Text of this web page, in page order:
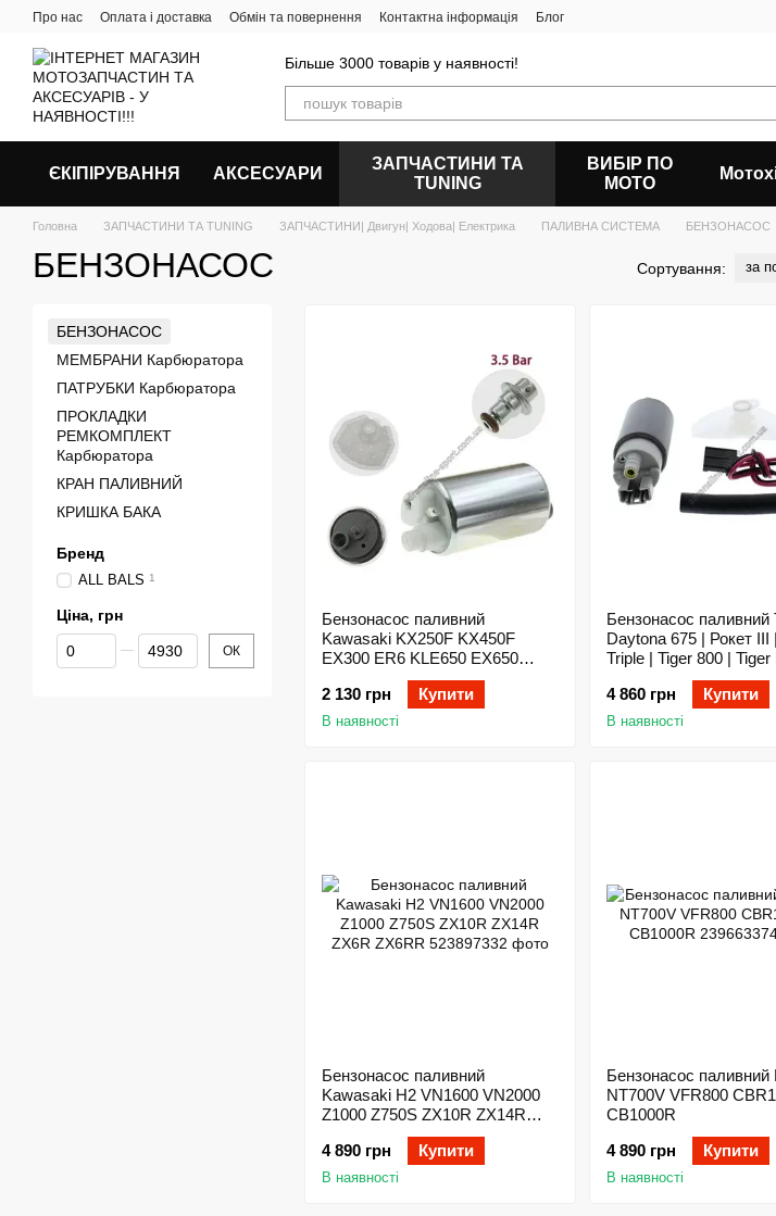
Перейти до основного контенту
Про нас Оплата і доставка Обмін та повернення Контактна інформація Блог
Більше 3000 товарів у наявності!
ЄКІПІРУВАННЯ АКСЕСУАРИ
ЗАПЧАСТИНИ ТА
ТUNING
ВИБІР ПО
МОТО
Головна ЗАПЧАСТИНИ ТА ТUNING ЗАПЧАСТИНИ| Двигун| Ходова| Електрика ПАЛИВНА СИСТЕМА БЕНЗОНАСОС
БЕНЗОНАСОС Сортування: за
Бензонасос паливний
Kawasaki KX250F KX450F
EX300 ER6 KLE650 EX650
ZX600 ZX6R ZX636 Z1000
VN900 VN1700
2 130 грн Купити
В наявності
Бензонасос паливний
Daytona 675 | Рокет III
Triple | Tiger 800 |
4 860 грн
Купити
В наявності
Бензонасос паливний
Kawasaki H2 VN1600 VN2000
Z1000 Z750S ZX10R ZX14R
ZX6R ZX6RR
4 890 грн
Купити
В наявності
Бензонасос паливний
NT700V VFR800
CB1000R
4 890 грн
Купити
В наявності
БЕНЗОНАСОС
МЕМБРАНИ Карбюратора
ПАТРУБКИ Карбюратора
ПРОКЛАДКИ
РЕМКОМПЛЕКТ
Карбюратора
КРАН ПАЛИВНИЙ
КРИШКА БАКА
Бренд
ALL BALS 1
Ціна, грн
Від Ціна, грн
До Ціна, грн ОК